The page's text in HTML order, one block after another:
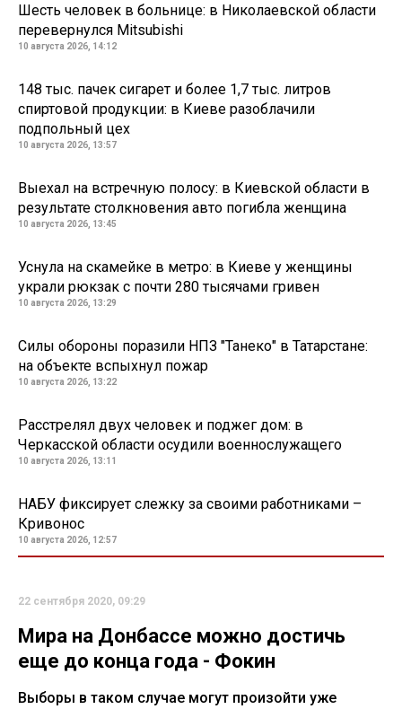
Шесть человек в больнице: в Николаевской области
перевернулся Mitsubishi
10 августа 2026, 14:12
148 тыс. пачек сигарет и более 1,7 тыс. литров
спиртовой продукции: в Киеве разоблачили
подпольный цех
10 августа 2026, 13:57
Выехал на встречную полосу: в Киевской области в
результате столкновения авто погибла женщина
10 августа 2026, 13:45
Уснула на скамейке в метро: в Киеве у женщины
украли рюкзак с почти 280 тысячами гривен
10 августа 2026, 13:29
Силы обороны поразили НПЗ "Танеко" в Татарстане:
на объекте вспыхнул пожар
10 августа 2026, 13:22
Расстрелял двух человек и поджег дом: в
Черкасской области осудили военнослужащего
10 августа 2026, 13:11
НАБУ фиксирует слежку за своими работниками –
Кривонос
10 августа 2026, 12:57
22 сентября 2020, 09:29
Мира на Донбассе можно достичь
еще до конца года - Фокин
Выборы в таком случае могут произойти уже